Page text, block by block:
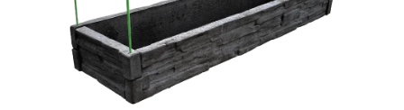
BETÓNOVÉ PLOTY
AKCIA - MIERNE POŠKODENÝ TOVAR